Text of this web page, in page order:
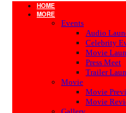
HOME
MORE
Events
Audio
Celebrity
Movie
Press Meet
Trailer
Movie
Movie
Movie